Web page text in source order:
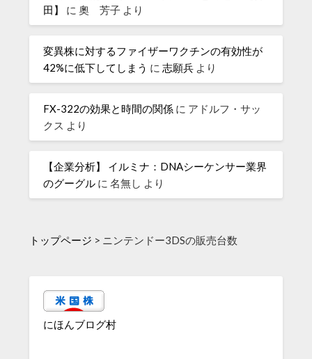
田】
に奧 芳子 より
変異株に対するファイザーワクチンの有効性が
42%に低下してしまう に志願兵 より
FX-322の効果と時間の関係 に アドルフ・サッ
クス より
【企業分析】 イルミナ：DNAシーケンサー業界
のグーグル に名無し より
トップページ > ニンテンドー3DSの販売台数
にほんブログ村